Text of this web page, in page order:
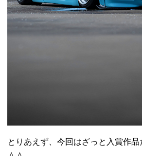
とりあえず、今回はざっと入賞作
＾＾